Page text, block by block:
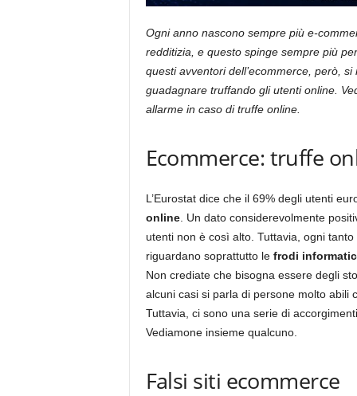
Ogni anno nascono sempre più e-
redditizia, e questo spinge sempre più
questi avventori dell’ecommerce, però,
guadagnare truffando gli utenti online.
allarme in caso di truffe online.
Ecommerce: truffe
L’Eurostat dice che il 69% degli utenti
online. Un dato considerevolmente
utenti non è così alto. Tuttavia, ogni tanto
riguardano soprattutto le frodi
Non crediate che bisogna essere degli
alcuni casi si parla di persone molto abili
Tuttavia, ci sono una serie di
Vediamone insieme qualcuno.
Falsi siti ecommerce